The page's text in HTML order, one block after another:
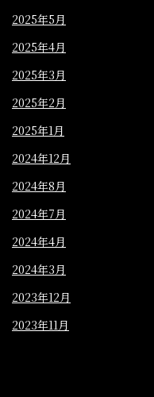
2025年5月
2025年4月
2025年3月
2025年2月
2025年1月
2024年12月
2024年8月
2024年7月
2024年4月
2024年3月
2023年12月
2023年11月